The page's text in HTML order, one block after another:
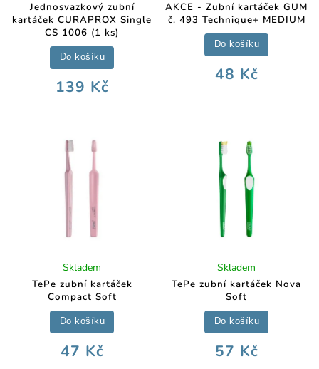
Jednosvazkový zubní
kartáček CURAPROX Single
CS 1006 (1 ks)
139 Kč
Do košíku
AKCE - Zubní kartáček GUM
č. 493 Technique+ MEDIUM
48 Kč
Do košíku
TePe zubní kartáček
Compact Soft
Skladem
47 Kč
Do košíku
TePe zubní kartáček Nova
Soft
Skladem
57 Kč
Do košíku